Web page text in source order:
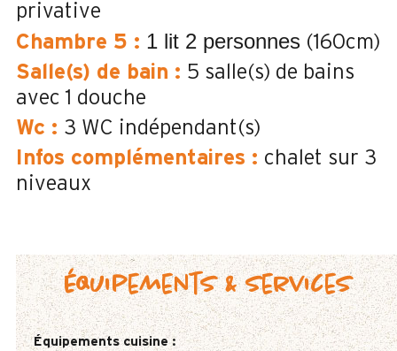
privative
Chambre 5 : 1 lit 2 personnes (160cm)
Salle(s) de bain : 5 salle(s) de bains
avec 1 douche
Wc : 3 WC indépendant(s)
Infos complémentaires : chalet sur 3
niveaux
Équipements & services
Équipements cuisine: